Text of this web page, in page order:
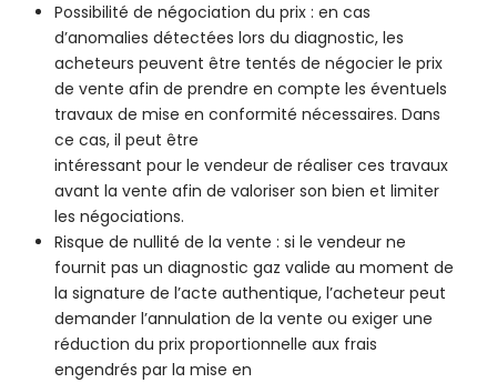
Possibilité de négociation du prix : en cas
d’anomalies détectées lors du diagnostic, les
acheteurs peuvent être tentés de négocier le prix
de vente afin de prendre en compte les éventuels
travaux de mise en conformité nécessaires. Dans
ce cas, il peut être
intéressant pour le vendeur de réaliser ces travaux
avant la vente afin de valoriser son bien et limiter
les négociations.
Risque de nullité de la vente : si le vendeur ne
fournit pas un diagnostic gaz valide au moment de
la signature de l’acte authentique, l’acheteur peut
demander l’annulation de la vente ou exiger une
réduction du prix proportionnelle aux frais
engendrés par la mise en